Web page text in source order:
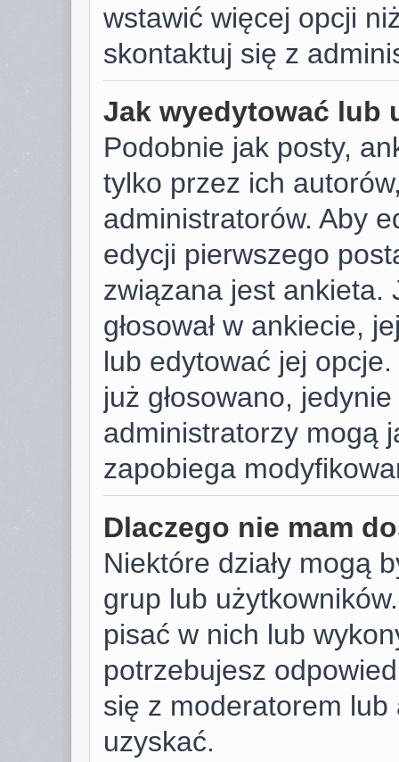
wstawić więcej opcji
skontaktuj się z
Jak wyedytować lub
Podobnie jak posty,
tylko przez ich
administratorów. Aby
edycji pierwszego
związana jest ankieta.
głosował w ankiecie,
lub edytować jej
już głosowano,
administratorzy mogą
zapobiega
Dlaczego nie mam
Niektóre działy mogą
grup lub
pisać w nich lub
potrzebujesz
się z moderatorem
uzyskać.